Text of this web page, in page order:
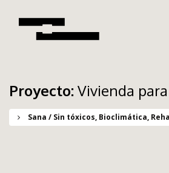
Proyecto: Vivienda
Sana / Sin tóxicos, Bioclimática,